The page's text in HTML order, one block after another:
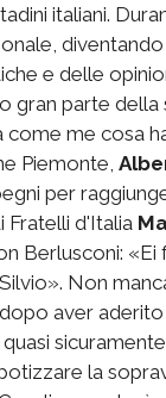
italiani.
e delle
parte della
come me cosa
Piemonte,
per
Fratelli d'Italia
Berlusconi: «Ei
Non
aver aderito
la